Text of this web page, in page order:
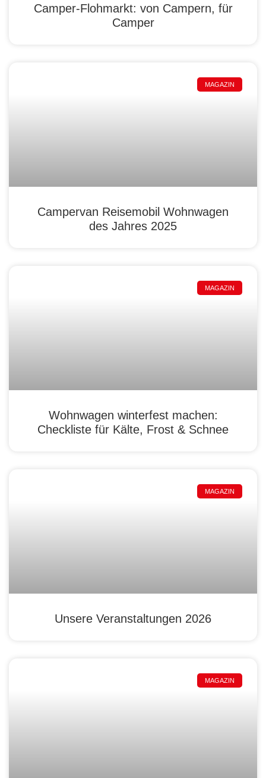
Camper-Flohmarkt: von Campern, für
Camper
MAGAZIN
Campervan Reisemobil Wohnwagen
des Jahres 2025
MAGAZIN
Wohnwagen winterfest machen:
Checkliste für Kälte, Frost & Schnee
MAGAZIN
Unsere Veranstaltungen 2026
MAGAZIN